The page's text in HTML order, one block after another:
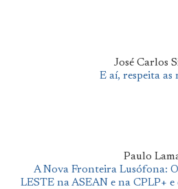
José Carlos
E aí, respeita as
Paulo
A Nova Fronteira Lusófona:
LESTE na ASEAN e na CPLP+